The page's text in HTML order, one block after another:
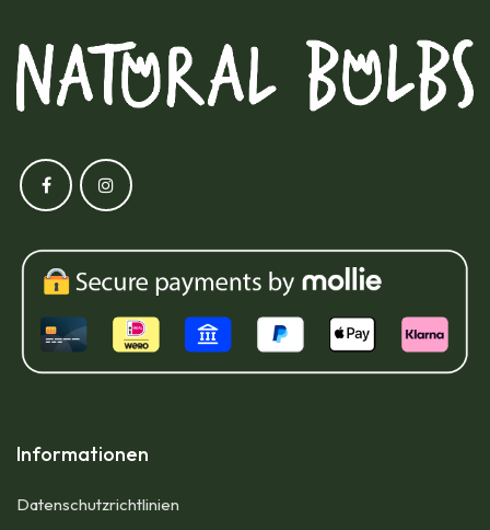
Informationen
Datenschutzrichtlinien